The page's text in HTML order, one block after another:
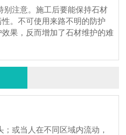
注意。施工后要能保持石材
。不可使用来路不明的防护
果，反而增加了石材维护的难
或当人在不同区域内流动，